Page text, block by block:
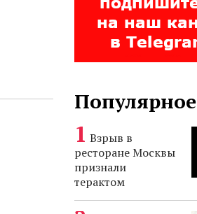
Популярное
Взрыв в
ресторане Москвы
признали
терактом